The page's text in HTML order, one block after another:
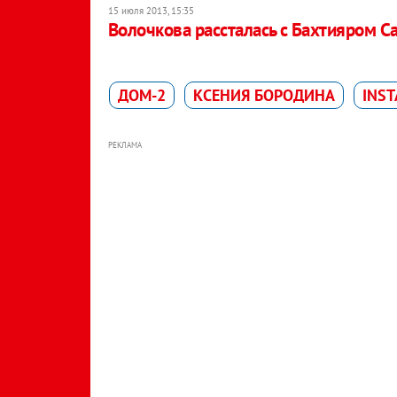
15 июля 2013, 15:35
Волочкова рассталась с Бахтияром
ДОМ-2 КСЕНИЯ БОРОДИНА
РЕКЛАМА